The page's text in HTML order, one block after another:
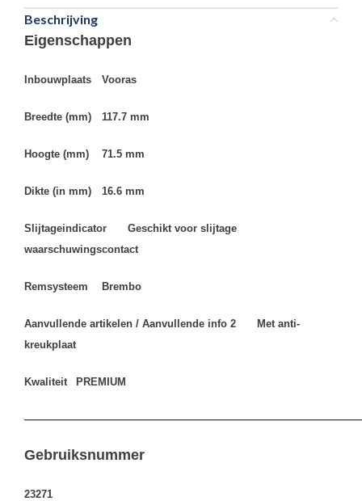
Beschrijving
Eigenschappen
Inbouwplaats Vooras
Breedte (mm) 117.7 mm
Hoogte (mm) 71.5 mm
Dikte (in mm) 16.6 mm
Slijtageindicator
Geschikt voor slijtage
waarschuwingscontact
Remsysteem Brembo
Aanvullende artikelen / Aanvullende info 2
Met anti-
kreukplaat
Kwaliteit PREMIUM
Gebruiksnummer
23271